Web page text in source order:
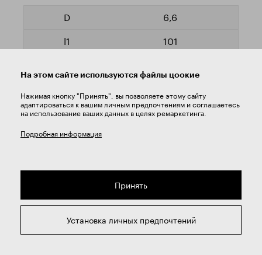
6,6
101
Да
101
63
VN10015.0670
На этом сайте используются файлы цоокие
Нажимая кнопку "Принять", вы позволяете этому сайту
адаптироваться к вашим личным предпочтениям и соглашаетесь
на использование ваших данных в целях ремаркетинга.
Подробная информация
Принять
Установка личных предпочтений